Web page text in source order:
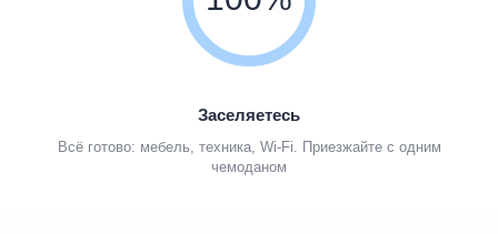
Заселяетесь
Всё готово: мебель, техника, Wi-Fi. Приезжайте с одним
чемоданом